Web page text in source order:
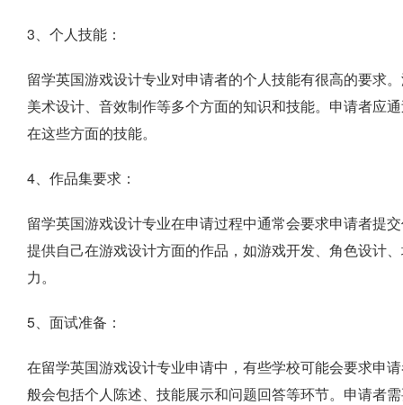
3、个人技能：
留学英国游戏设计专业对申请者的个人技能有很高的要求
美术设计、音效制作等多个方面的知识和技能。申请者应
在这些方面的技能。
4、作品集要求：
留学英国游戏设计专业在申请过程中通常会要求申请者提
提供自己在游戏设计方面的作品，如游戏开发、角色设计
力。
5、面试准备：
在留学英国游戏设计专业申请中，有些学校可能会要求申
般会包括个人陈述、技能展示和问题回答等环节。申请者